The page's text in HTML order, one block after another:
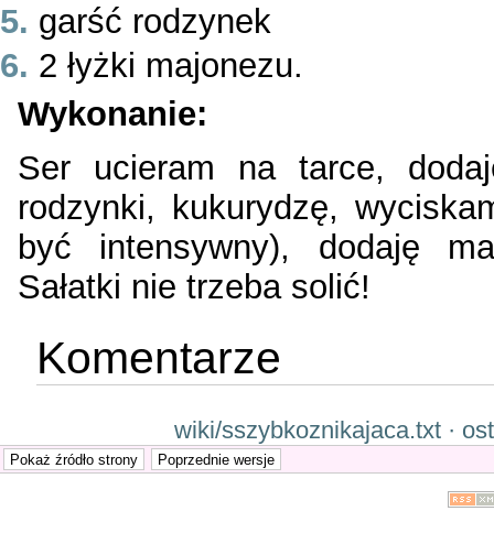
garść rodzynek
2 łyżki majonezu.
Wykonanie:
Ser ucieram na tarce,
rodzynki, kukurydzę,
być intensywny), dodaję
Sałatki nie trzeba solić!
Komentarze
wiki/sszybkoznikajaca.txt ·